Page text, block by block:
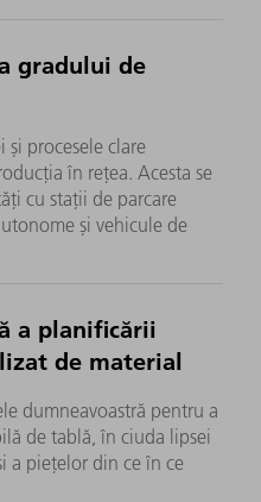
gradului de
procesele clare
în rețea. Acesta se
cu stații de parcare
și vehicule de
a planificării
de material
dumneavoastră pentru a
de tablă, în ciuda lipsei
a piețelor din ce în ce